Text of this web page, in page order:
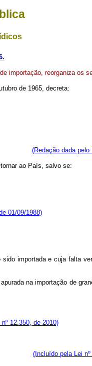
importação, reorganiza os
de 1965, decreta:
(Redação dada pelo
que retornar ao País, salvo
01/09/1988)
sido importada e cuja
na importação de
12.350, de 2010)
(Incluído pela Lei